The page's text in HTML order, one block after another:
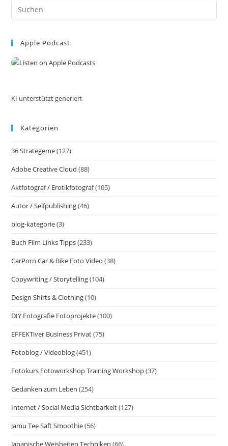
Fotoprojekte
37
und
Apple Podcast
KI unterstützt generiert
Kategorien
36 Strategeme(127)
Adobe Creative Cloud (88)
Aktfotograf / Erotikfotograf(105)
Autor / Selfpublishing(46)
blog-kategorie(3)
Buch Film Links Tipps(233)
CarPorn Car & Bike Foto Video (38)
Copywriting / Storytelling(104)
Design Shirts & Clothing(10)
DIY Fotografie Fotoprojekte(100)
EFFEKTiver Business Privat(75)
Fotoblog / Videoblog(451)
Fotokurs Fotoworkshop Training Workshop(37)
Gedanken zum Leben (254)
Internet / Social Media Sichtbarkeit(127)
Jamu Tee Saft Smoothie(56)
Japanische Weisheiten Techniken (66)